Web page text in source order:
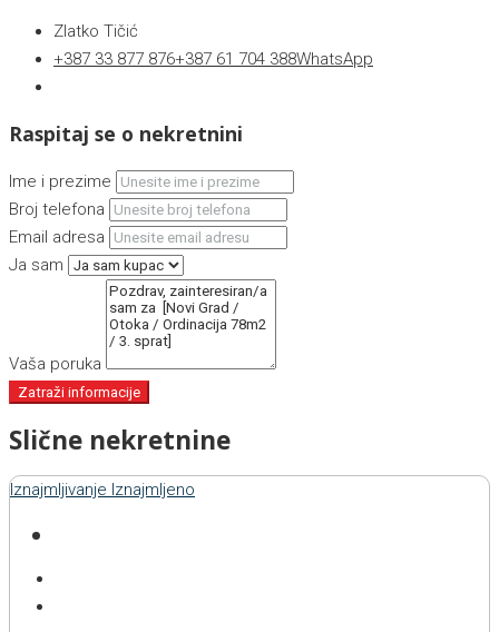
Zlatko Tičić
+387 33 877 876+387 61 704 388WhatsApp
Raspitaj se o nekretnini
Ime i prezime
Broj telefona
Email adresa
Ja sam
Vaša poruka
Zatraži informacije
Slične nekretnine
Iznajmljivanje Iznajmljeno